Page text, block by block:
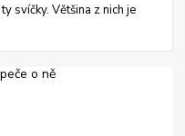
svíčky. Většina z nich je